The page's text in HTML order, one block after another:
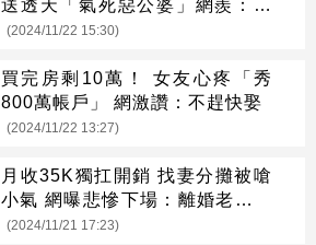
送透天「氣死惡公婆」網羨：還
是有真愛
(2024/11/22 15:30)
買完房剩10萬！ 女友心疼「秀
800萬帳戶」 網激讚：不趕快娶
(2024/11/22 13:27)
月收35K獨扛開銷 找妻分攤被嗆
小氣 網曝悲慘下場：離婚老婆存
幾百萬
(2024/11/21 17:23)